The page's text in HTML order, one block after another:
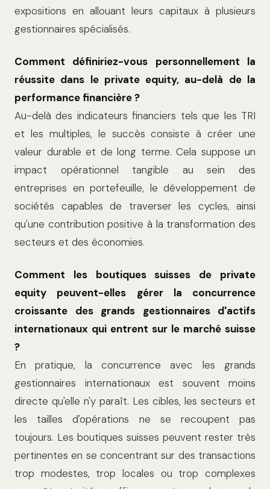
expositions en allouant leurs capitaux à plusieurs
gestionnaires spécialisés.
Comment définiriez-vous personnellement la
réussite dans le private equity, au-delà de la
performance financière ?
Au-delà des indicateurs financiers tels que les TRI
et les multiples, le succès consiste à créer une
valeur durable et de long terme. Cela suppose un
impact opérationnel tangible au sein des
entreprises en portefeuille, le développement de
sociétés capables de traverser les cycles, ainsi
qu'une contribution positive à la transformation des
secteurs et des économies.
Comment les boutiques suisses de private
equity peuvent-elles gérer la concurrence
croissante des grands gestionnaires d'actifs
internationaux qui entrent sur le marché suisse
?
En pratique, la concurrence avec les grands
gestionnaires internationaux est souvent moins
directe qu'elle n'y paraît. Les cibles, les secteurs et
les tailles d'opérations ne se recoupent pas
toujours. Les boutiques suisses peuvent rester très
pertinentes en se concentrant sur des transactions
trop modestes, trop locales ou trop complexes